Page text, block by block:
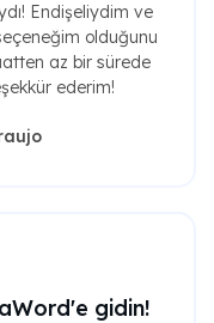
Endişeliydim ve
olduğunu
az bir sürede
ederim!
gidin!